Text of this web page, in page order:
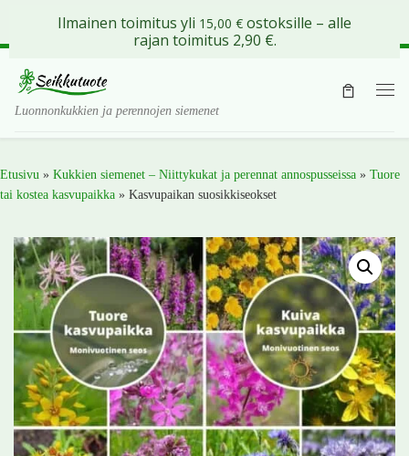
Skip to content
Luonnonkukkien ja perennojen siemenet
Etusivu » Kukkien siemenet – Niittykukat ja perennat annospusseissa » Tuore
tai kostea kasvupaikka » Kasvupaikan suosikkiseokset
Ilmainen toimitus yli 15,00 € ostoksille – alle
rajan toimitus 2,90 €.